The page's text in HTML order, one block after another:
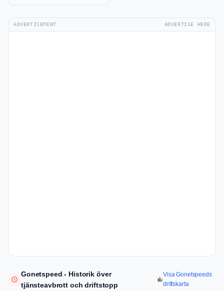
ADVERTISEMENT ADVERTISE HERE
Gonetspeed - Historik över
tjänsteavbrott och driftstopp
Visa Gonetspeeds
driftskarta